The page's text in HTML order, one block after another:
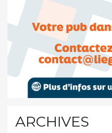
ARCHIVES